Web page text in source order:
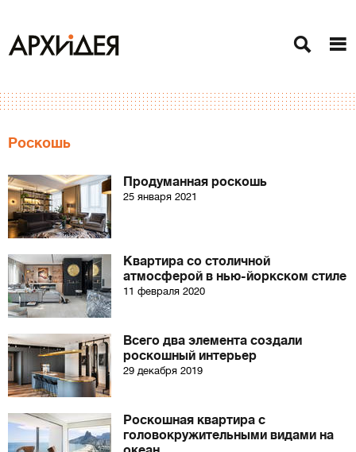
Роскошь
Продуманная роскошь
25 января 2021
Квартира со столичной
атмосферой в нью-йоркском стиле
11 февраля 2020
Всего два элемента создали
роскошный интерьер
29 декабря 2019
Роскошная квартира с
головокружительными видами на